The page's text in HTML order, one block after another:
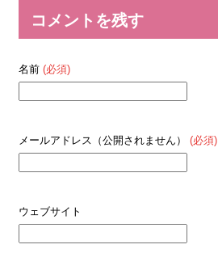
コメントを残す
名前 (必須)
メールアドレス（公開されません） (必須)
ウェブサイト